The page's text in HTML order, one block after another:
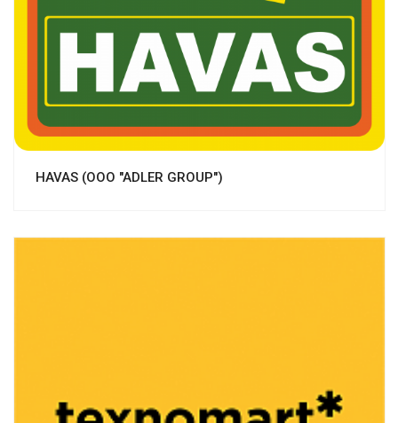
HAVAS (OOO "ADLER GROUP")